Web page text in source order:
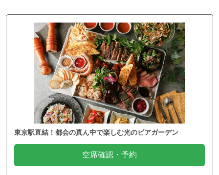
東京駅直結！都会の真ん中で楽しむ光のビアガーデン
空席確認・予約